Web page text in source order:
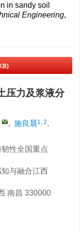
in sandy soil
Engineering,
压力及浆液分
, 施良晨1, 2,
性全国重点
与融合江西
南昌 330000